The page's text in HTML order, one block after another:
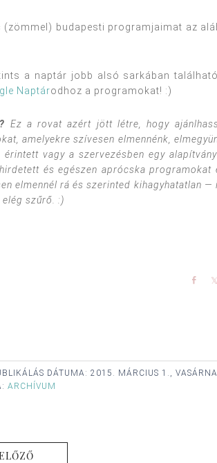
(zömmel) budapesti programjaimat az
a naptár jobb alsó sarkában
Naptárodhoz a programokat! :)
Ez a rovat azért jött létre, hogy
amelyekre szívesen elmennénk,
érintett vagy a szervezésben egy
és egészen aprócska
elmennél rá és szerinted kihagyhatatlan
elég szűrő. :)
DÁTUMA: 2015. MÁRCIUS 1.,
ARCHÍVUM